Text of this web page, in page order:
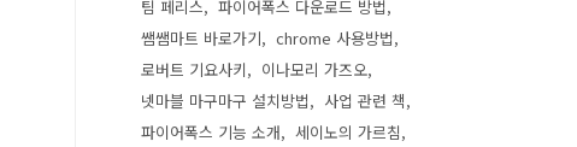
팀 페리스
파이어폭스 다운로드 방법
쌤쌤마트 바로가기
chrome 사용방법
로버트 기요사키
이나모리 가즈오
넷마블 마구마구 설치방법
사업 관련 책
파이어폭스 기능 소개
세이노의 가르침